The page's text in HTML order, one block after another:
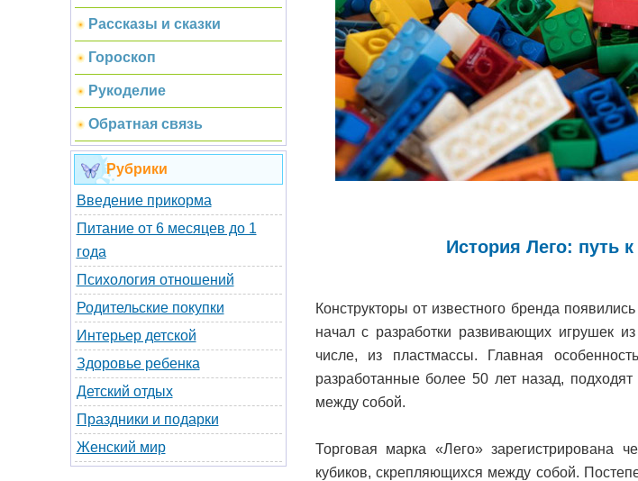
Рассказы и сказки
Гороскоп
Рукоделие
Обратная связь
Рубрики
Введение прикорма
Питание от 6 месяцев до 1
года
Психология отношений
Родительские покупки
Интерьер детской
Здоровье ребенка
Детский отдых
Праздники и подарки
Женский мир
История Лего: путь
Конструкторы от известного бренда
начал с разработки развивающих игрушек
числе, из пластмассы. Главная
разработанные более 50 лет назад,
между собой.
Торговая марка «Лего» зарегистрирована
кубиков, скрепляющихся между собой.